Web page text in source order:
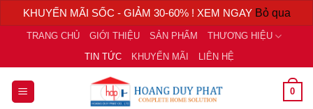
KHUYẾN MÃI SỐC - GIẢM 30-60% ! XEM NGAY Bỏ qua
Chuyển
nội
dung
TRANG CHỦ GIỚI THIỆU SẢN PHẨM
THƯƠNG HIỆU
TIN TỨC
KHUYẾN MÃI LIÊN HỆ
0